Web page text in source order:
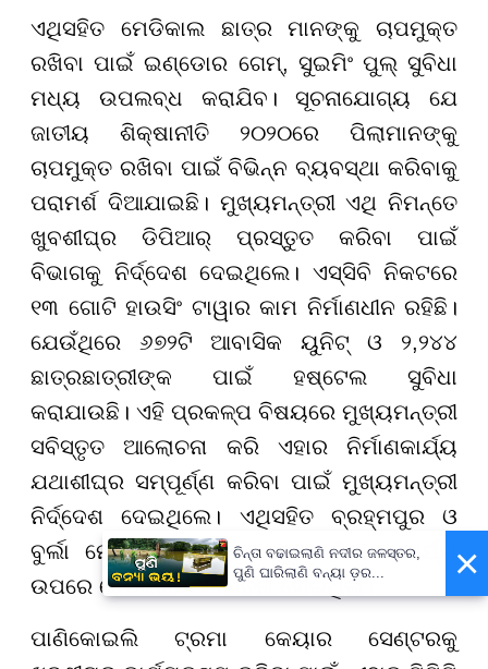
ଏଥିସହିତ ମେଡିକାଲ ଛାତ୍ର ମାନଙ୍କୁ ଚାପମୁକ୍ତ
ରଖିବା ପାଇଁ ଇଣ୍ଡୋର ଗେମ୍, ସୁଇମିଂ ପୁଲ୍ ସୁବିଧା
ମଧ୍ୟ ଉପଲବ୍ଧ କରାଯିବ। ସୂଚନାଯୋଗ୍ୟ ଯେ
ଜାତୀୟ ଶିକ୍ଷାନୀତି ୨୦୨୦ରେ ପିଲାମାନଙ୍କୁ
ଚାପମୁକ୍ତ ରଖିବା ପାଇଁ ବିଭିନ୍ନ ବ୍ୟବସ୍ଥା କରିବାକୁ
ପରାମର୍ଶ ଦିଆଯାଇଛି। ମୁଖ୍ୟମନ୍ତ୍ରୀ ଏଥି ନିମନ୍ତେ
ଖୁବଶୀଘ୍ର ଡିପିଆର୍ ପ୍ରସ୍ତୁତ କରିବା ପାଇଁ
ବିଭାଗକୁ ନିର୍ଦ୍ଦେଶ ଦେଇଥିଲେ। ଏସ୍ସିବି ନିକଟରେ
୧୩ ଗୋଟି ହାଉସିଂ ଟାୱାର କାମ ନିର୍ମାଣଧୀନ ରହିଛି।
ଯେଉଁଥିରେ ୬୭୨ଟି ଆବାସିକ ୟୁନିଟ୍ ଓ ୨,୨୪୪
ଛାତ୍ରଛାତ୍ରୀଙ୍କ ପାଇଁ ହଷ୍ଟେଲ ସୁବିଧା
କରାଯାଉଛି। ଏହି ପ୍ରକଳ୍ପ ବିଷୟରେ ମୁଖ୍ୟମନ୍ତ୍ରୀ
ସବିସ୍ତୃତ ଆଲୋଚନା କରି ଏହାର ନିର୍ମାଣକାର୍ଯ୍ୟ
ଯଥାଶୀଘ୍ର ସମ୍ପୂର୍ଣ୍ଣ କରିବା ପାଇଁ ମୁଖ୍ୟମନ୍ତ୍ରୀ
ନିର୍ଦ୍ଦେଶ ଦେଇଥିଲେ। ଏଥିସହିତ ବ୍ରହ୍ମପୁର ଓ
ବୁର୍ଲା ମେଡିକାଲ କଲେଜର ପୁନଃ ବିକାଶ କାର୍ଯ୍ୟ
ଉପରେ ବୈଠକରେ ଆଲୋଚନା ହୋଇଥିଲା।
ପାଣିକୋଇଲି ଟ୍ରମା କେୟାର ସେଣ୍ଟରକୁ
×
ଚିନ୍ତା ବଢାଇଲାଣି ନଦୀର ଜଳସ୍ତର,
ପୁଣି ଘାରିଲାଣି ବନ୍ୟା ଡ଼ର...